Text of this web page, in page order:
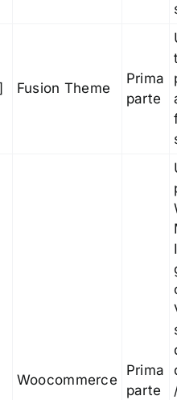
Fusion Theme
Prima
parte
Woocommerce
Prima
parte